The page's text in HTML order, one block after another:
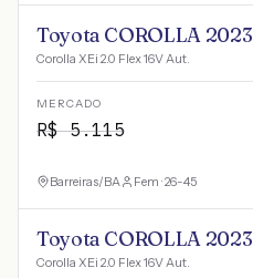
Toyota COROLLA 2023
Corolla XEi 2.0 Flex 16V Aut.
MERCADO
R$5.115
Barreiras/BA Fem · 26-45
Toyota COROLLA 2023
Corolla XEi 2.0 Flex 16V Aut.